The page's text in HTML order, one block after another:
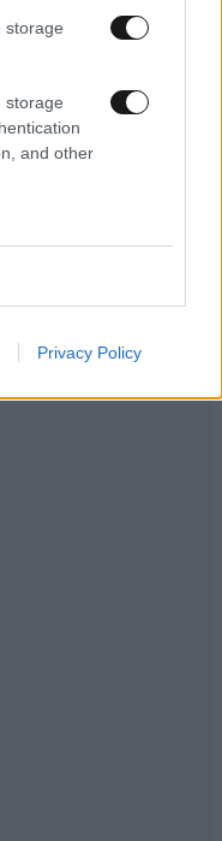
storage
storage
and other
Privacy Policy
λίγο πριν
η οικογένεια
ζωής να